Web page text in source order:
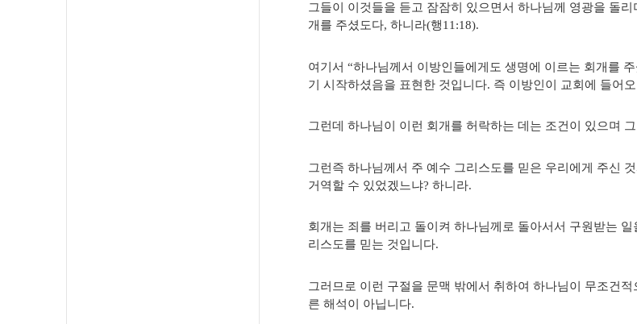
그들이 이것들을 듣고 잠잠히 있으면서 하나님께 영광을 돌
개를 주셨도다, 하니라(행11:18).
여기서 “하나님께서 이방인들에게도 생명에 이르는 회개를
기 시작하셨음을 표현한 것입니다. 즉 이방인이 교회에 들어
그런데 하나님이 이런 회개를 허락하는 데는 조건이 있으며
그런즉 하나님께서 주 예수 그리스도를 믿은 우리에게 주신
거역할 수 있었겠느냐? 하니라.
회개는 죄를 버리고 돌이켜 하나님께로 돌아서서 구원받는
리스도를 믿는 것입니다.
그러므로 이런 구절을 문맥 밖에서 취하여 하나님이 무조건
른 해석이 아닙니다.